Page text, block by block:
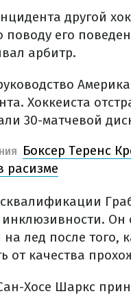
другой
поводу его
арбитр.
Хоккеиста
30-матчевой
Боксер Теренс
расизме
инклюзивности.
лед после того,
от качества
Хосе Шаркс